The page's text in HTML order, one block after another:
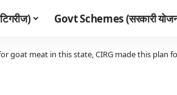
Govt Schemes (सरकारी
meat in this state, CIRG made this plan for